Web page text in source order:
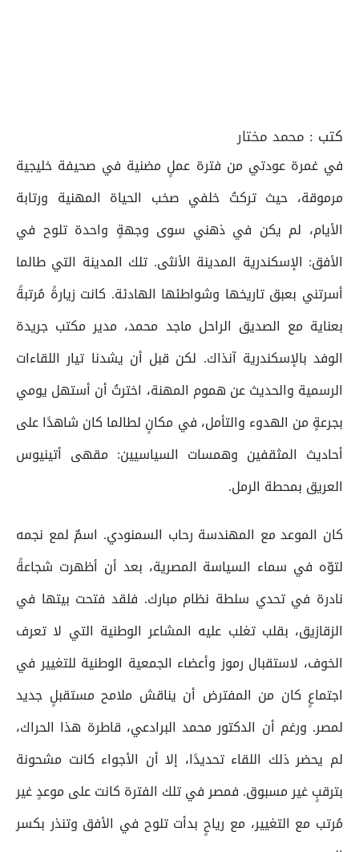
كتب : محمد مختار
في غمرة عودتي من فترة عملٍ مضنية في صحيفة خليجية
مرموقة، حيث تركتُ خلفي صخب الحياة المهنية ورتابة
الأيام، لم يكن في ذهني سوى وجهةٍ واحدة تلوح في
الأفق: الإسكندرية المدينة الأنثى. تلك المدينة التي طالما
أسرتني بعبق تاريخها وشواطئها الهادئة. كانت زيارةً مُرتبةً
بعناية مع الصديق الراحل ماجد محمد، مدير مكتب جريدة
الوفد بالإسكندرية آنذاك. لكن قبل أن يشدنا تيار اللقاءات
الرسمية والحديث عن هموم المهنة، اخترتُ أن أستهل يومي
بجرعةٍ من الهدوء والتأمل، في مكانٍ لطالما كان شاهدًا على
أحاديث المثقفين وهمسات السياسيين: مقهى أتينيوس
العريق بمحطة الرمل.
كان الموعد مع المهندسة رحاب السمنودي. اسمٌ لمع نجمه
لتوّه في سماء السياسة المصرية، بعد أن أظهرت شجاعةً
نادرة في تحدي سلطة نظام مبارك. فلقد فتحت بيتها في
الزقازيق، بقلب تغلب عليه المشاعر الوطنية التي لا تعرف
الخوف، لاستقبال رموز وأعضاء الجمعية الوطنية للتغيير في
اجتماعٍ كان من المفترض أن يناقش ملامح مستقبلٍ جديد
لمصر. ورغم أن الدكتور محمد البرادعي، قاطرة هذا الحراك،
لم يحضر ذلك اللقاء تحديدًا، إلا أن الأجواء كانت مشحونة
بترقبٍ غير مسبوق. فمصر في تلك الفترة كانت على موعدٍ غير
مُرتب مع التغيير، مع رياحٍ بدأت تلوح في الأفق وتنذر بكسر